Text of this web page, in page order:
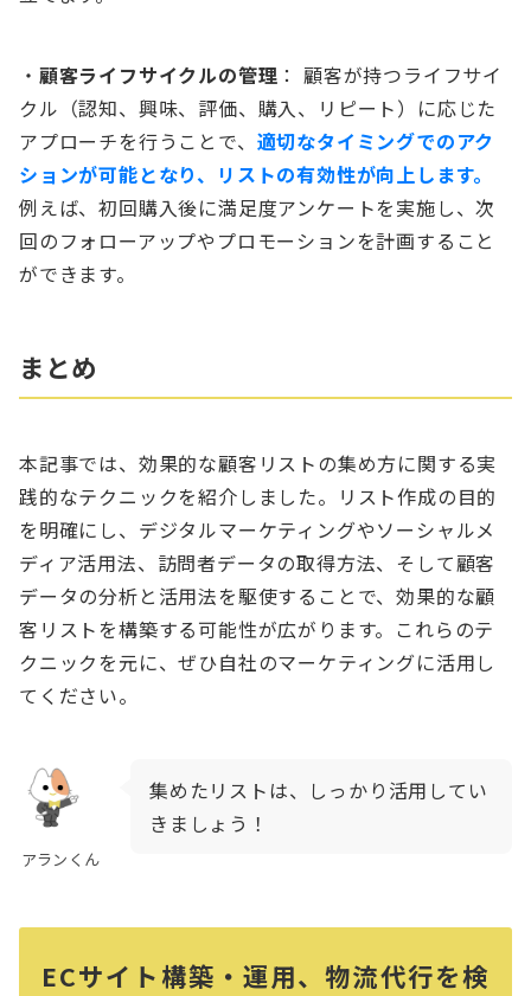
・ 顧客ライフサイクルの管理 ： 顧客が持つライフサイ
クル（認知、興味、評価、購入、リピート）に応じた
アプローチを行うことで、 適切なタイミングでのアク
ションが可能となり、リストの有効性が向上します。
例えば、初回購入後に満足度アンケートを実施し、次
回のフォローアップやプロモーションを計画すること
ができます。
まとめ
本記事では、効果的な顧客リストの集め方に関する実
践的なテクニックを紹介しました。リスト作成の目的
を明確にし、デジタルマーケティングやソーシャルメ
ディア活用法、訪問者データの取得方法、そして顧客
データの分析と活用法を駆使することで、効果的な顧
客リストを構築する可能性が広がります。これらのテ
クニックを元に、ぜひ自社のマーケティングに活用し
てください。
アランくん
集めたリストは、しっかり活用してい
きましょう！
ECサイト構築・運用、物流代行を検